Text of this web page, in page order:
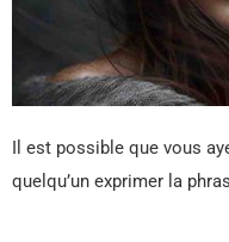
Il est possible que vous
quelqu’un exprimer la